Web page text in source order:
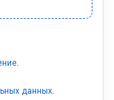
.
данных.